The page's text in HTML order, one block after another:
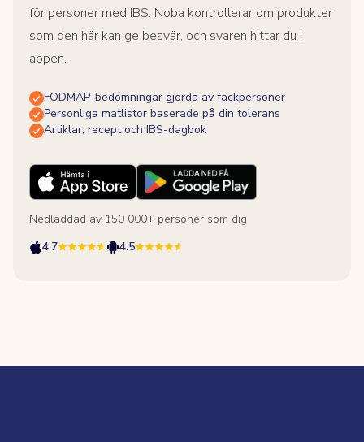
för personer med IBS. Noba kontrollerar om produkter
som den här kan ge besvär, och svaren hittar du i
appen.
FODMAP-bedömningar gjorda av fackpersoner
Personliga matlistor baserade på din tolerans
Artiklar, recept och IBS-dagbok
Nedladdad av 150 000+ personer som dig
4.7
4.5